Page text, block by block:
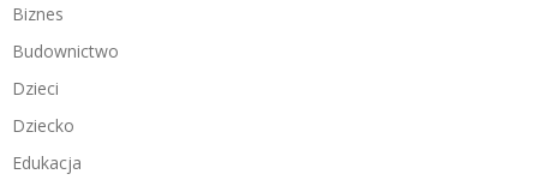
Biznes
Budownictwo
Dzieci
Dziecko
Edukacja